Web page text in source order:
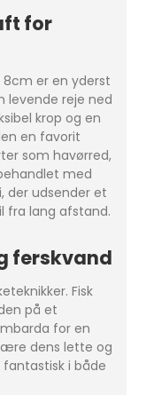
for
8cm er en yderst
levende reje ned
krop og en
en favorit
som havørred,
med
der udsender et
fra lang afstand.
ferskvand
Fisk
på et
for en
dens lette og
i både